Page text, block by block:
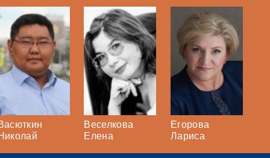
Веселкова
Елена
Егорова
Лариса